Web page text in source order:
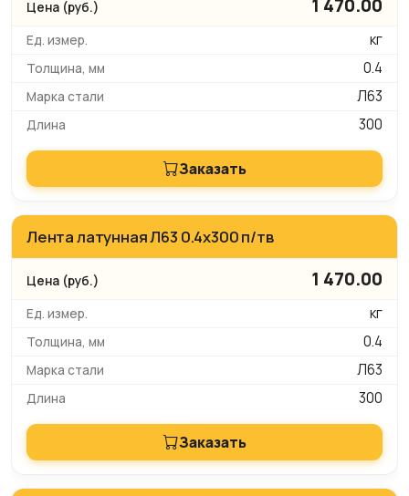
1 470.00
кг
0.4
Л63
300
Заказать
Лента латунная Л63 0.4х300 п/тв
1 470.00
кг
0.4
Л63
300
Заказать